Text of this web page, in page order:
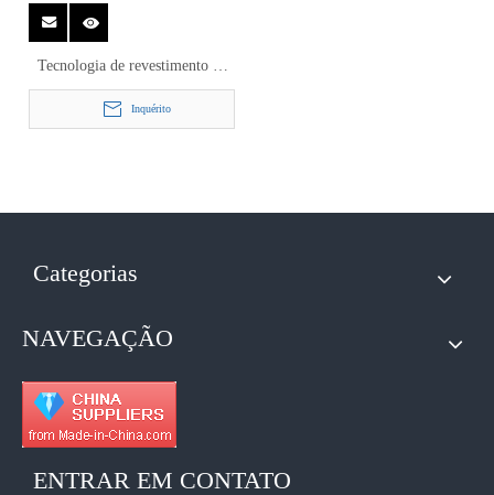
Tecnologia de revestimento de
bico de pulverização ultrassônica
para sistema de revestimento por
Inquérito
Categorias
NAVEGAÇÃO
ENTRAR EM CONTATO